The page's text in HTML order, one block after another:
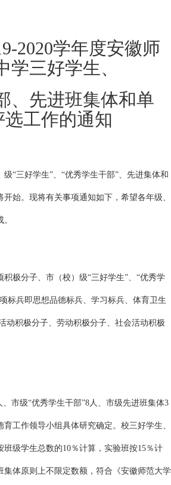
2020学年度安徽师
学三好学生、
、先进班集体和单
工作的通知
“三好学生”、“优秀学生干部”、先进集体和
始。现将有关事项通知如下，希望各年级、
极分子、市（校）级“三好学生”、“优秀学
标兵即思想品德标兵、学习标兵、体育卫生
动积极分子、劳动积极分子、社会活动积极
、市级“优秀学生干部”8人、市级先进班集体3
工作领导小组具体研究确定。校三好学生、
级学生总数的10％计算，实验班按15％计
集体原则上不限定数额，符合《安徽师范大学